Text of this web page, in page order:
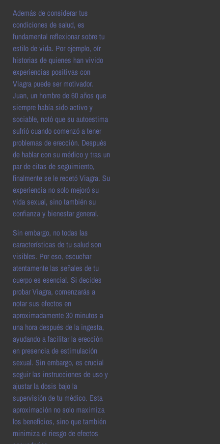
Además de considerar tus
condiciones de salud, es
fundamental reflexionar sobre tu
estilo de vida. Por ejemplo, oír
historias de quienes han vivido
experiencias positivas con
Viagra puede ser motivador.
Juan, un hombre de 60 años que
siempre había sido activo y
sociable, notó que su autoestima
sufrió cuando comenzó a tener
problemas de erección. Después
de hablar con su médico y tras un
par de citas de seguimiento,
finalmente se le recetó Viagra. Su
experiencia no solo mejoró su
vida sexual, sino también su
confianza y bienestar general.
Sin embargo, no todas las
características de tu salud son
visibles. Por eso, escuchar
atentamente las señales de tu
cuerpo es esencial. Si decides
probar Viagra, comenzarás a
notar sus efectos en
aproximadamente 30 minutos a
una hora después de la ingesta,
ayudando a facilitar la erección
en presencia de estimulación
sexual. Sin embargo, es crucial
seguir las instrucciones de uso y
ajustar la dosis bajo la
supervisión de tu médico. Esta
aproximación no solo maximiza
los beneficios, sino que también
minimiza el riesgo de efectos